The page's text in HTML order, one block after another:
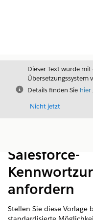
Schließen
Dieser Text wurde
Übersetzungssystem
Details finden Sie hier.
Nicht jetzt
Salesforce-
anfordern
Stellen Sie diese